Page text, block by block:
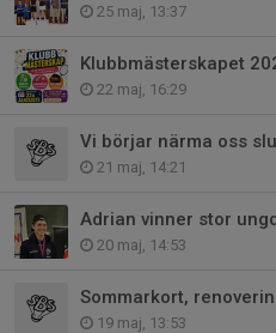
25 maj, 13:37
Klubbmästerskapet
22 maj, 16:29
Vi börjar närma oss
21 maj, 14:21
Adrian vinner stor
20 maj, 14:53
19 maj, 13:53